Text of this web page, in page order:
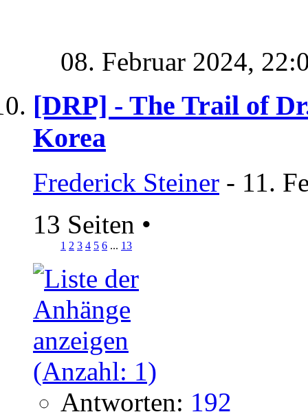
08. Februar 2024,
[DRP] - The Trail of
Korea
Frederick Steiner - 11.
13 Seiten •
1 2 3 4 5 6 ... 13
Antworten: 192